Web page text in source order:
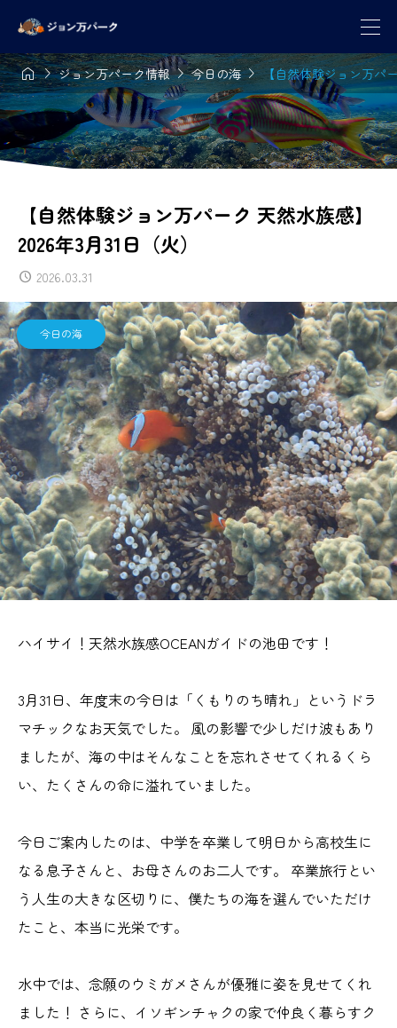
ジョン万パーク情報今日の海【自然体験ジョン万パ
【自然体験ジョン万パーク 天然水族感】
2026年3月31日（火）
2026.03.31
今日の海
ハイサイ！天然水族感OCEANガイドの池田です！
3月31日、年度末の今日は「くもりのち晴れ」というドラ
マチックなお天気でした。 風の影響で少しだけ波もあり
ましたが、海の中はそんなことを忘れさせてくれるくら
い、たくさんの命に溢れていました。
今日ご案内したのは、中学を卒業して明日から高校生に
なる息子さんと、お母さんのお二人です。 卒業旅行とい
う人生の大きな区切りに、僕たちの海を選んでいただけ
たこと、本当に光栄です。
水中では、念願のウミガメさんが優雅に姿を見せてくれ
ました！ さらに、イソギンチャクの家で仲良く暮らすク